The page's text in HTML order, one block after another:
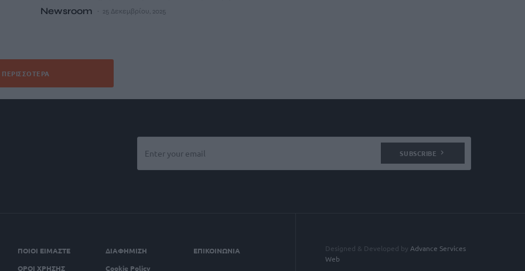
Newsroom 25 Δεκεμβρίου, 2025
ΠΕΡΙΣΣΌΤΕΡΑ
SUBSCRIBE
ΠΟΙΟΙ ΕΙΜΑΣΤΕ ΔΙΑΦΗΜΙΣΗ
ΕΠΙΚΟΙΝΩΝΙΑ
ΟΡΟΙ ΧΡΗΣΗΣ
Cookie Policy
Designed & Developed by Advance Services
Web